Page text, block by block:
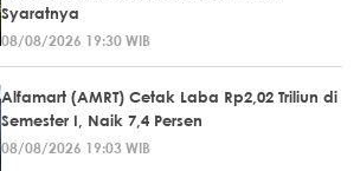
Syaratnya
08/08/2026 19:30 WIB
Alfamart (AMRT) Cetak Laba Rp2,02 Triliun di
Semester I, Naik 7,4 Persen
08/08/2026 19:03 WIB